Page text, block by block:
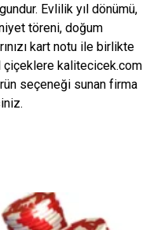
Evlilik yıl dönümü,
töreni, doğum
kart notu ile birlikte
kalitecicek.com
seçeneği sunan firma